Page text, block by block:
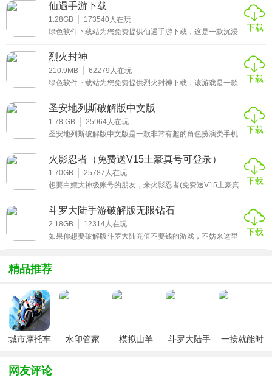
1、高自由度，全新的玩法，这个世界你说了算。
2、丰富的道具和功法，各种各样的功法，等你来学习。
3、学习各种技能，强化自己的战斗力，击败更多敌人。
某某宗女修修炼手抄破解版玩点：
1、玩家可以在这里进行各种的修炼，你需要根据你的经验来
进行提升。
更加的强大。
3、游戏的玩法也是非常的简单，玩家可以在这里轻松的进行
仙遇手游下载
1.28GB 173540人在玩
绿色软件下载站为您免费提供仙遇手游下载，这是一款沉浸
中开启一场非凡的旅程。游戏以修仙为核心，玩家将扮演一
名初入仙途的凡人，在云雾缭绕的仙境中探索未知秘境，结
交各路仙友，并通过修炼提升自身修为。
下载
烈火封神
210.9MB 62279 人在玩
绿色软件下载站为您免费提供烈火封神下载，该游戏是一款
素与热血的战斗体验，玩家将在宏大的三界世界观中开启属
于自己的封神之路。在游戏中，玩家可以选择不同的职业角
色，通过完成主线任务、挑战副本、参与跨服竞技等多样化
玩法提升实力，同时还能结识伙伴、组建仙盟，共同对抗强
下载
圣安地列斯破解版中文版
1.78 GB 25964人在玩
圣安地列斯破解版中文版是一款非常有趣的角色扮演类手机
画面色彩细腻且画质高清，看起来十分的舒适，其玩法有
趣，游戏中你将扮演一名美国罪犯在自由城进行犯罪，可以
根据自己的想法在城市中做各种各样的事情，感受做黑帮的
生活。欢迎感兴趣的朋友下载。
下载
火影忍者（免费送V15土豪真号可登录）
1.70GB 25787 人在玩
想要白嫖大神级账号的朋友，来火影忍者(免费送V15土豪真
取各种特权礼包，这些可都是真正土豪玩家才能够享受的内
容，如今不花钱也可以体验，感兴趣的小伙伴一定不能够错
过火影忍者送V15真号可登录的下载链接哟!
下载
斗罗大陆手游破解版无限钻石
2.18GB 12314人在玩
如果你想要破解版斗罗大陆充值不要钱的游戏，不妨来这里
元壁垒进入小说中的玄幻异世界。更有海量钻石金币，极品
神装供玩家使用哟!
下载
精品推荐
城市摩托车
水印管家
模拟山羊
斗罗大陆手
一按就能时
网友评论